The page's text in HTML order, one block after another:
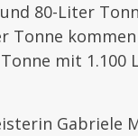
80-Liter
Tonne
mit 1.100
Gabriele